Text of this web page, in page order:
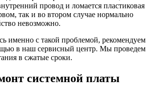
провод и ломается пластиковая
так и во втором случае нормально
невозможно.
именно с такой проблемой, рекомендуем
в наш сервисный центр. Мы проведем
в сжатые сроки.
системной платы